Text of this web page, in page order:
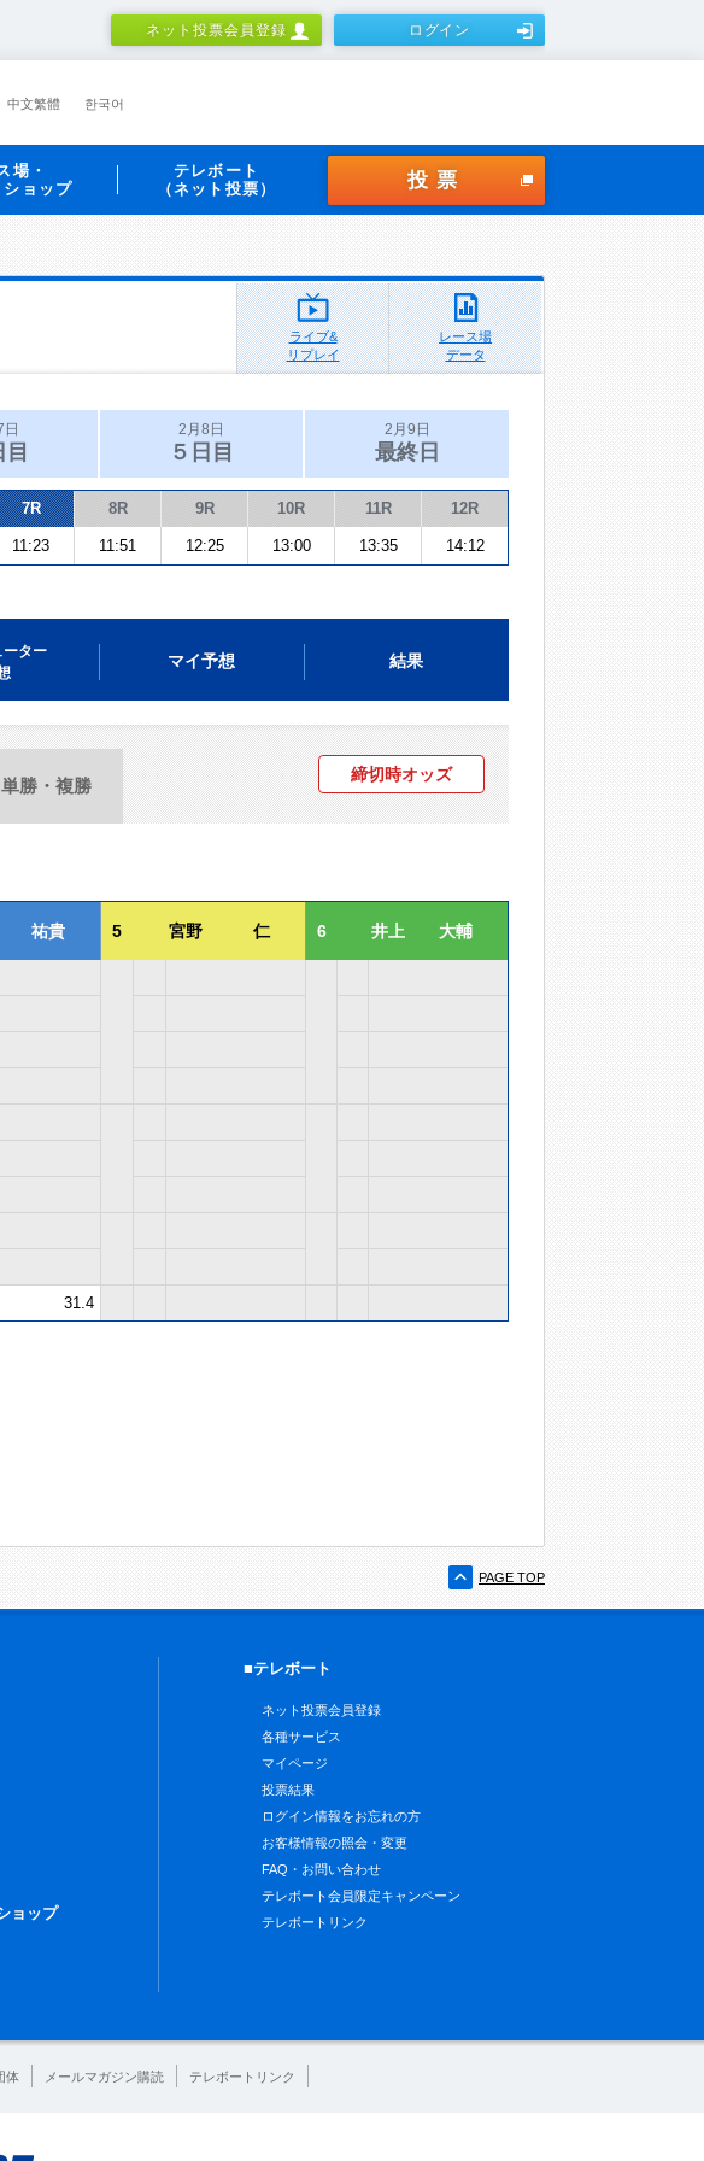
ネット投票会員登録 ログイン
中文繁體 한국어
場・
ショップ
テレボート
（ネット投票）
投票
ライブ&
リプレイ
レース場
データ
目
2月8日
５日目
2月9日
最終日
7R 8R 9R 10R 11R 12R
11:23 11:51 12:25 13:00 13:35 14:12
ーター
マイ予想 結果
単勝・複勝
締切時オッズ
祐貴 5 宮野 仁 6 井上 大輔
31.4
PAGE TOP
ョップ
■テレボート
ネット投票会員登録
各種サービス
マイページ
投票結果
ログイン情報をお忘れの方
お客様情報の照会・変更
FAQ・お問い合わせ
テレボート会員限定キャンペーン
テレボートリンク
体 メールマガジン購読 テレボートリンク